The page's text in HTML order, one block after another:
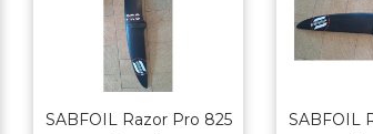
SABFOIL Razor Pro 825
SABFOIL